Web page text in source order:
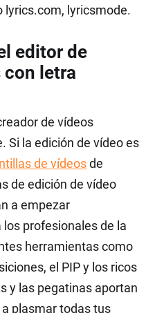
lyrics.com, lyricsmode.
editor de
letra
de vídeos
Si la edición de vídeo es
de vídeosde
de edición de vídeo
a empezar
profesionales de la
herramientas como
el PIP y los ricos
y las pegatinas aportan
plasmar todas tus